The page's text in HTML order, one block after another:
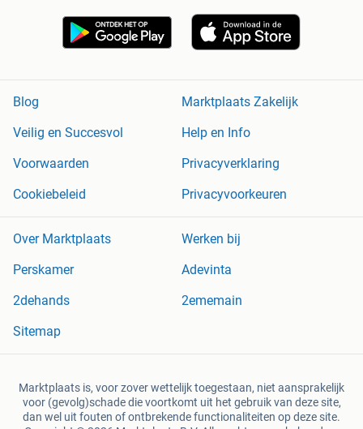
Blog
Marktplaats Zakelijk
Veilig en Succesvol
Help en Info
Voorwaarden
Privacyverklaring
Cookiebeleid
Privacyvoorkeuren
Over Marktplaats
Werken bij
Perskamer
Adevinta
2dehands
2ememain
Sitemap
Marktplaats is, voor zover wettelijk toegestaan, niet aansprakelijk
voor (gevolg)schade die voortkomt uit het gebruik van deze site,
dan wel uit fouten of ontbrekende functionaliteiten op deze site.